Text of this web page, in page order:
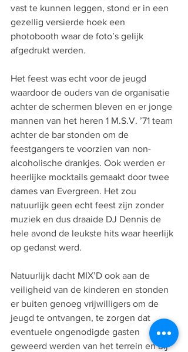
vast te kunnen leggen, stond er in een
gezellig versierde hoek een
photobooth waar de foto’s gelijk
afgedrukt werden.
Het feest was echt voor de jeugd
waardoor de ouders van de organisatie
achter de schermen bleven en er jonge
mannen van het heren 1 M.S.V. ’71 team
achter de bar stonden om de
feestgangers te voorzien van non-
alcoholische drankjes. Ook werden er
heerlijke mocktails gemaakt door twee
dames van Evergreen. Het zou
natuurlijk geen echt feest zijn zonder
muziek en dus draaide DJ Dennis de
hele avond de leukste hits waar heerlijk
op gedanst werd.
Natuurlijk dacht MIX’D ook aan de
veiligheid van de kinderen en stonden
er buiten genoeg vrijwilligers om de
jeugd te ontvangen, te zorgen dat
eventuele ongenodigde gasten
geweerd werden van het terrein en bij